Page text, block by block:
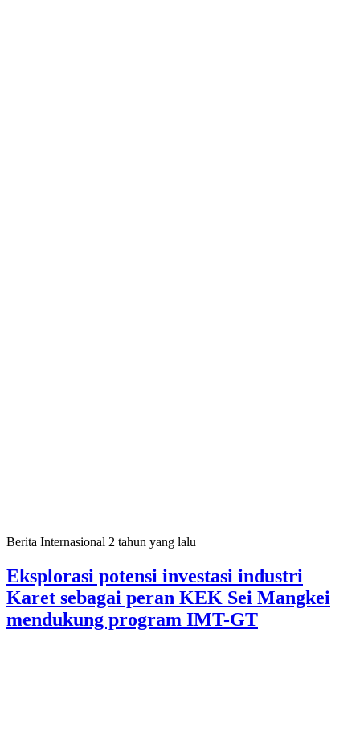
Berita Internasional 2 tahun yang lalu
Eksplorasi potensi investasi industri
Karet sebagai peran KEK Sei Mangkei
mendukung program IMT-GT